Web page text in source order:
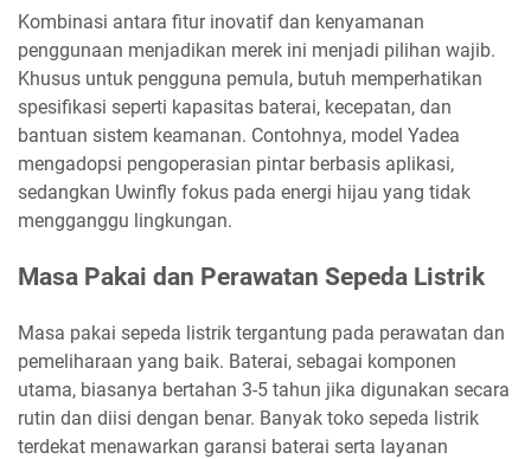
Kombinasi antara fitur inovatif dan kenyamanan
penggunaan menjadikan merek ini menjadi pilihan wajib.
Khusus untuk pengguna pemula, butuh memperhatikan
spesifikasi seperti kapasitas baterai, kecepatan, dan
bantuan sistem keamanan. Contohnya, model Yadea
mengadopsi pengoperasian pintar berbasis aplikasi,
sedangkan Uwinfly fokus pada energi hijau yang tidak
mengganggu lingkungan.
Masa Pakai dan Perawatan Sepeda Listrik
Masa pakai sepeda listrik tergantung pada perawatan dan
pemeliharaan yang baik. Baterai, sebagai komponen
utama, biasanya bertahan 3-5 tahun jika digunakan secara
rutin dan diisi dengan benar. Banyak toko sepeda listrik
terdekat menawarkan garansi baterai serta layanan